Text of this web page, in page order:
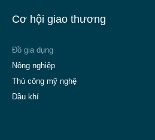
Cơ hội giao thương
Đồ gia dụng
Nông nghiệp
Thủ công mỹ nghệ
Dầu khí